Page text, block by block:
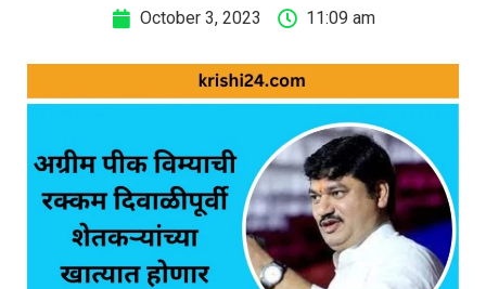
October 3, 2023 11:09 am